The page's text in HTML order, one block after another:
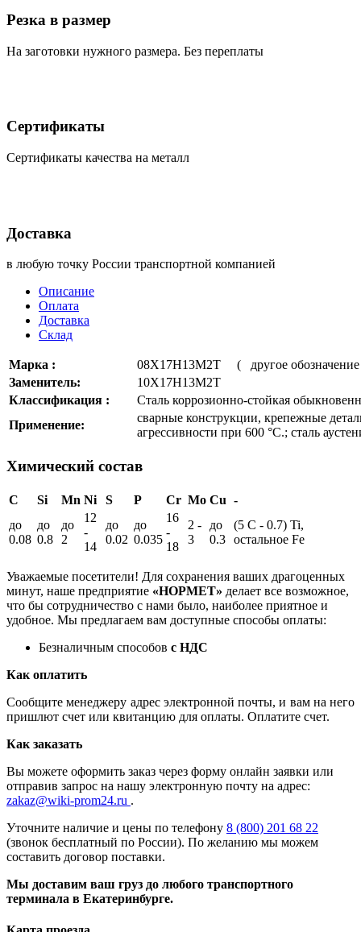
Резка в размер
На заготовки нужного размера. Без переплаты
Сертификаты
Сертификаты качества на металл
Доставка
в любую точку России транспортной компанией
Описание
Оплата
Доставка
Склад
Марка :
08Х17Н13М2Т ( другое
Заменитель:
10Х17Н13М2Т
Классификация :
Сталь коррозионно-стойкая
Применение:
сварные конструкции, крепежные
агрессивности при 600 °С.; сталь
Химический состав
C Si Mn Ni S P Cr Mo Cu -
до
0.08
до
0.8
до
2
12
-
14
до
0.02
до
0.035
16
-
18
2 -
3
до
0.3
(5 С - 0.7) Ti,
остальное Fe
Уважаемые посетители! Для сохранения ваших драгоценных
минут, наше предприятие «НОРМЕТ» делает все возможное,
что бы сотрудничество с нами было, наиболее приятное и
удобное. Мы предлагаем вам доступные способы оплаты:
Безналичным способов с НДС
Как оплатить
Сообщите менеджеру адрес электронной почты, и вам на него
пришлют счет или квитанцию для оплаты. Оплатите счет.
Как заказать
Вы можете оформить заказ через форму онлайн заявки или
отправив запрос на нашу электронную почту на адрес:
zakaz@wiki-prom24.ru .
Уточните наличие и цены по телефону 8 (800) 201 68 22
(звонок бесплатный по России). По желанию мы можем
составить договор поставки.
Мы доставим ваш груз до любого транспортного
терминала в Екатеринбурге.